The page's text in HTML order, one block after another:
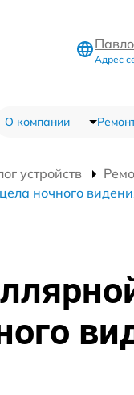
Адрес
О компании
устройств
ночного